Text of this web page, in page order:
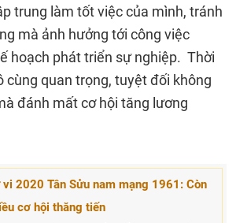
trung làm tốt việc của mình, tránh
mà ảnh hưởng tới công việc
hoạch phát triển sự nghiệp. Thời
cùng quan trọng, tuyệt đối không
đánh mất cơ hội tăng lương
vi 2020 Tân Sửu nam mạng 1961: Còn
cơ hội thăng tiến